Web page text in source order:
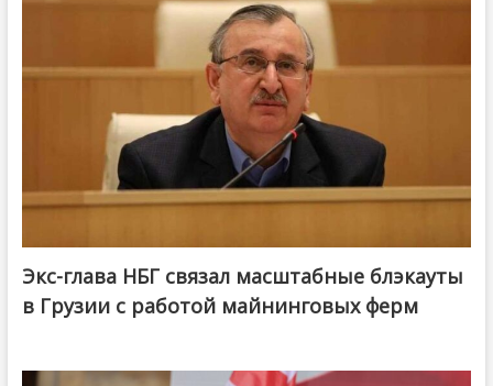
Экс-глава НБГ связал масштабные блэкауты
в Грузии с работой майнинговых ферм